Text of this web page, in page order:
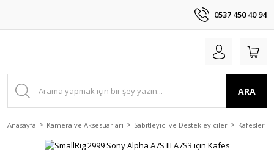
0537 450 40 94
ARA
Anasayfa Kamera ve Aksesuarları Sabitleyici ve Destekleyiciler Kafesler